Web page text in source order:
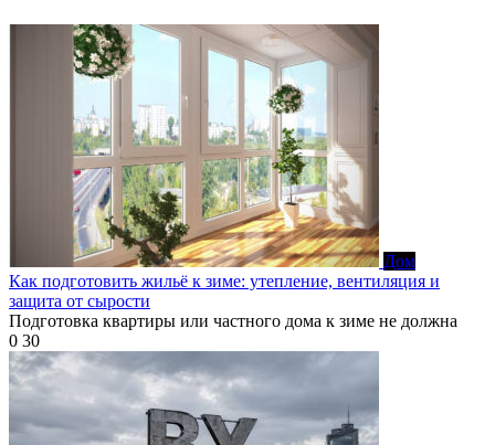
Дом
Как подготовить жильё к зиме: утепление, вентиляция и
защита от сырости
Подготовка квартиры или частного дома к зиме не должна
0 30